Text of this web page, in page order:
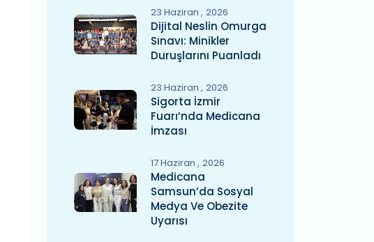
23 Haziran 2026
Dijital Neslin Omurga
Sınavı: Minikler
Duruşlarını Puanladı
23 Haziran 2026
Sigorta İzmir
Fuarı’nda Medicana
İmzası
17 Haziran 2026
Medicana
Samsun’da Sosyal
Medya Ve Obezite
Uyarısı